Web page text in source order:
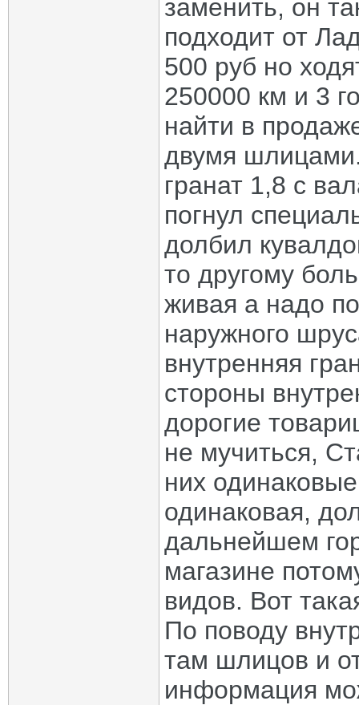
заменить, он
подходит от
500 руб но
250000 км и 3
найти в
двумя
гранат 1,8 с
погнул
долбил
то другому
живая а надо
наружного
внутренняя
стороны
дорогие
не мучиться,
них
одинаковая,
дальнейшем
магазине
видов. Вот
По поводу
там шлицов и
информация